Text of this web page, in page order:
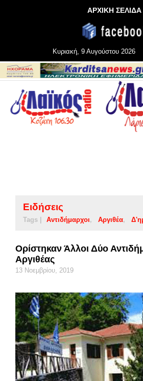
ΑΡΧΙΚΗ ΣΕΛΙΔΑ
Κυριακή, 9 Αυγούστου 2026
Ειδήσεις
Tags | Αντιδήμαρχοι Αργιθέα
Ορίστηκαν Άλλοι Δύο
Αργιθέας
13 Νοεμβρίου, 2019